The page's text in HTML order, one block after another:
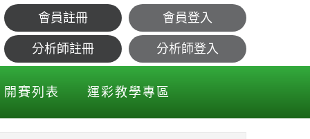
會員註冊 會員登入
分析師註冊 分析師登入
開賽列表 運彩教學專區